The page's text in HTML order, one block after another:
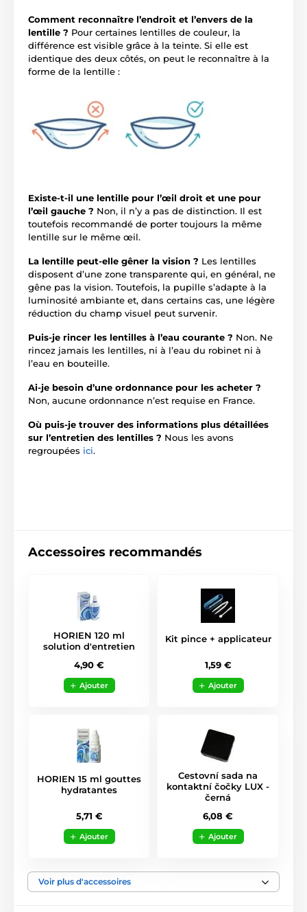
Comment reconnaître l’endroit et l’envers de la
lentille ? Pour certaines lentilles de couleur, la
différence est visible grâce à la teinte. Si elle est
identique des deux côtés, on peut le reconnaître à la
forme de la lentille :
Existe-t-il une lentille pour l’œil droit et une pour
l’œil gauche ? Non, il n’y a pas de distinction. Il est
toutefois recommandé de porter toujours la même
lentille sur le même œil.
La lentille peut-elle gêner la vision ? Les lentilles
disposent d’une zone transparente qui, en général, ne
gêne pas la vision. Toutefois, la pupille s’adapte à la
luminosité ambiante et, dans certains cas, une légère
réduction du champ visuel peut survenir.
Puis-je rincer les lentilles à l’eau courante ? Non. Ne
rincez jamais les lentilles, ni à l’eau du robinet ni à
l’eau en bouteille.
Ai-je besoin d’une ordonnance pour les acheter ?
Non, aucune ordonnance n’est requise en France.
Où puis-je trouver des informations plus détaillées
sur l’entretien des lentilles ? Nous les avons
regroupées ici.
Accessoires recommandés
HORIEN 120 ml
solution d'entretien
4,90 €
Ajouter
Kit pince + applicateur
1,59 €
Ajouter
HORIEN 15 ml gouttes
hydratantes
5,71 €
Ajouter
Cestovní sada na
kontaktní čočky LUX -
černá
6,08 €
Ajouter
Voir plus d'accessoires